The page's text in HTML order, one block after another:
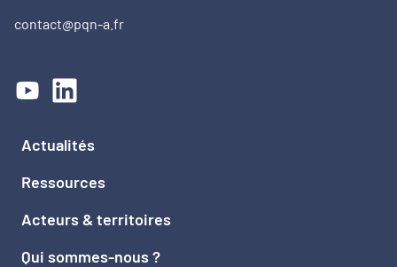
contact@pqn-a.fr
Actualités
Ressources
Acteurs & territoires
Qui sommes-nous ?